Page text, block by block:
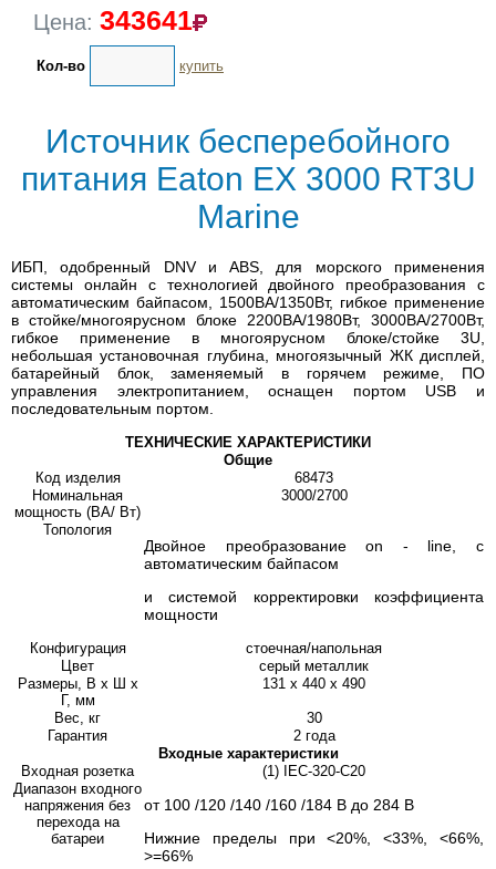
Цена: 343641
Кол-во купить
Источник бесперебойного
питания Eaton EX 3000 RT3U
Marine
ИБП, одобренный DNV и ABS, для морского применения
системы онлайн с технологией двойного преобразования с
автоматическим байпасом, 1500ВА/1350Вт, гибкое применение
в стойке/многоярусном блоке 2200ВА/1980Вт, 3000ВА/2700Вт,
гибкое применение в многоярусном блоке/стойке 3U,
небольшая установочная глубина, многоязычный ЖК дисплей,
батарейный блок, заменяемый в горячем режиме, ПО
управления электропитанием, оснащен портом USB и
последовательным портом.
ТЕХНИЧЕСКИЕ ХАРАКТЕРИСТИКИ
Общие
Код изделия
68473
Номинальная
мощность (ВА/ Вт)
3000/2700
Топология
Двойное преобразование on - line, с
автоматическим байпасом
и системой корректировки коэффициента
мощности
Конфигурация
стоечная/напольная
Цвет
серый металлик
Размеры, В x Ш x
Г, мм
131 x 440 x 490
Вес, кг
30
Гарантия
2 года
Входные характеристики
Входная розетка
(1) IEC-320-C20
Диапазон входного
напряжения без
перехода на
батареи
от 100 /120 /140 /160 /184 В до 284 В
Нижние пределы при <20%, <33%, <66%,
>=66%